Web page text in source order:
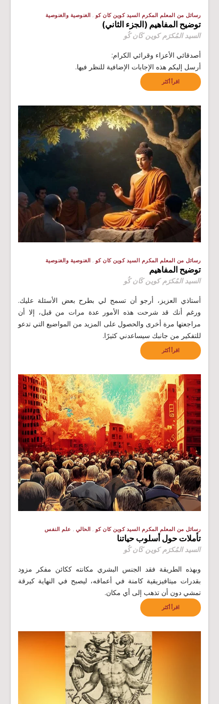
رسائل من المعلم المكرم السيد كوين كان كو الغنوصية والغنوصية
توضيح المفاهيم (الجزء الثاني)
السيد المُكرَم كوين كَان كُو
أصدقائي الأعزاء وقرائي الكرام:
أرسل إليكم هذه الإجابات الإضافية للنظر فيها.
اقرأ أكثر
رسائل من المعلم المكرم السيد كوين كان كو الغنوصية والغنوصية
توضيح المفاهيم
السيد المُكرَم كوين كَان كُو
أستاذي العزيز، أرجو أن تسمح لي بطرح بعض الأسئلة عليك.
ورغم أنك قد شرحت هذه الأمور عدة مرات من قبل، إلا أن
مراجعتها مرة أخرى والحصول على المزيد من المواضيع التي تدعو
للتفكير من جانبك سيساعدني كثيرًا.
اقرأ أكثر
رسائل من المعلم المكرم السيد كوين كان كو الحالي علم النفس
تأملات حول أسلوب حياتنا
السيد المُكرَم كوين كَان كُو
وبهذه الطريقة فقد الجنس البشري مكانته ككائن مفكر مزود
بقدرات ميتافيزيقية كامنة في أعماقه، ليصبح في النهاية كيرقة
تمشي دون أن تذهب إلى أي مكان.
اقرأ أكثر